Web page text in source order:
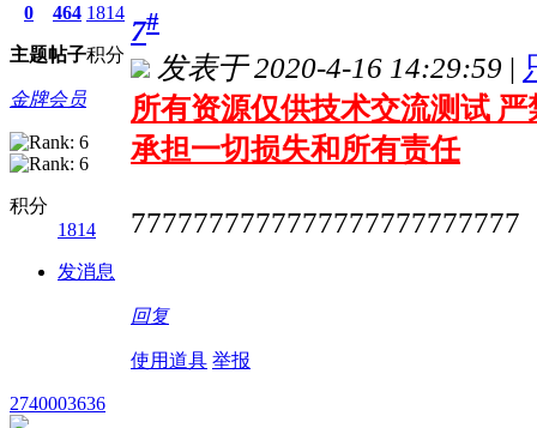
0
主题
464
帖子
1814
积分
金牌会员
积分
1814
发消息
7#
发表于 2020-4-16 14:29:59 |
所有资源仅供技术交流测试
承担一切损失和所有责任
7777777777777777777777777
回复
使用道具 举报
2740003636